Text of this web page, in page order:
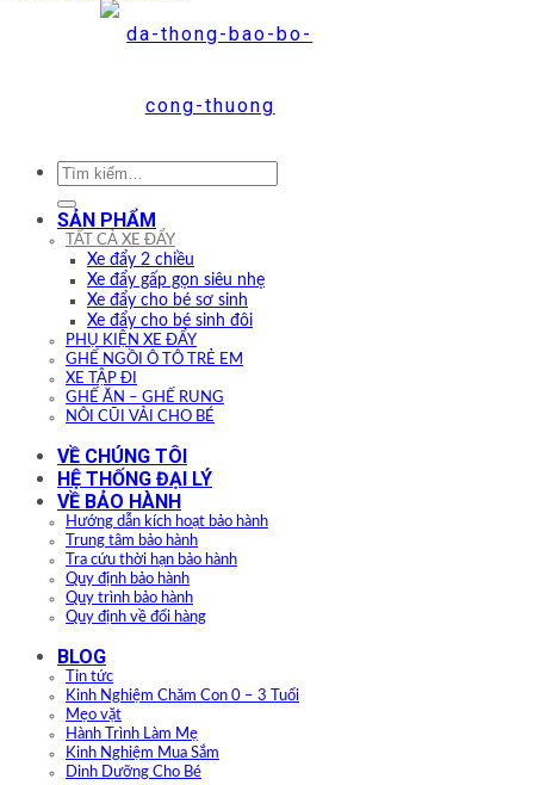
Tìm
kiếm:
SẢN PHẨM
TẤT CẢ XE ĐẨY
Xe đẩy 2 chiều
Xe đẩy gấp gọn siêu nhẹ
Xe đẩy cho bé sơ sinh
Xe đẩy cho bé sinh đôi
PHỤ KIỆN XE ĐẨY
GHẾ NGỒI Ô TÔ TRẺ EM
XE TẬP ĐI
GHẾ ĂN – GHẾ RUNG
NÔI CŨI VẢI CHO BÉ
VỀ CHÚNG TÔI
HỆ THỐNG ĐẠI LÝ
VỀ BẢO HÀNH
Hướng dẫn kích hoạt bảo hành
Trung tâm bảo hành
Tra cứu thời hạn bảo hành
Quy định bảo hành
Quy trình bảo hành
Quy định về đổi hàng
BLOG
Tin tức
Kinh Nghiệm Chăm Con 0 – 3 Tuổi
Mẹo vặt
Hành Trình Làm Mẹ
Kinh Nghiệm Mua Sắm
Dinh Dưỡng Cho Bé